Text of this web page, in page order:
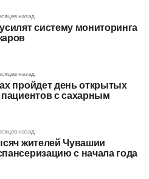
назад
систему мониторинга
назад
пройдет день открытых
с сахарным
назад
жителей Чувашии
с начала года